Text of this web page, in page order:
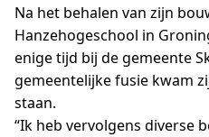
Na het behalen van zijn
Hanzehogeschool in
enige tijd bij de gemeente
gemeentelijke fusie kwam
staan.
“Ik heb vervolgens diverse